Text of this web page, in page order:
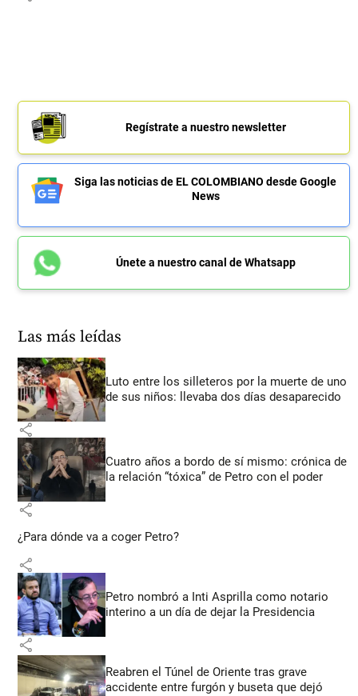
Regístrate a nuestro newsletter
Siga las noticias de EL COLOMBIANO desde Google
News
Únete a nuestro canal de Whatsapp
Las más leídas
Luto entre los silleteros por la muerte de uno
de sus niños: llevaba dos días desaparecido
share
Cuatro años a bordo de sí mismo: crónica de
la relación “tóxica” de Petro con el poder
share
¿Para dónde va a coger Petro?
share
Petro nombró a Inti Asprilla como notario
interino a un día de dejar la Presidencia
share
Reabren el Túnel de Oriente tras grave
accidente entre furgón y buseta que dejó